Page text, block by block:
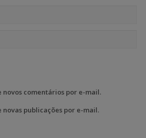
comentários por e-mail.
publicações por e-mail.